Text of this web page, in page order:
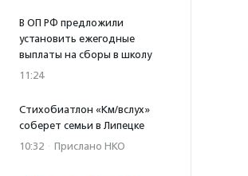
В ОП РФ предложили
установить ежегодные
выплаты на сборы в школу
11:24
Стихобиатлон «Км/вслух»
соберет семьи в Липецке
10:32 · Прислано НКО